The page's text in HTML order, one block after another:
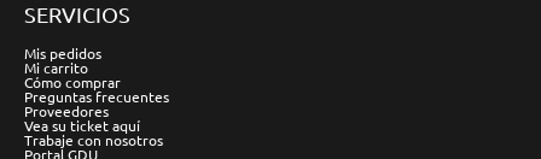
SERVICIOS
Mis pedidos
Mi carrito
Cómo comprar
Preguntas frecuentes
Proveedores
Vea su ticket aquí
Trabaje con nosotros
Portal GDU